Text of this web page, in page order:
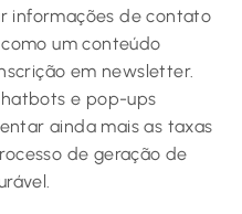
informações de contato
um conteúdo
em newsletter.
e pop-ups
ainda mais as taxas
de geração de